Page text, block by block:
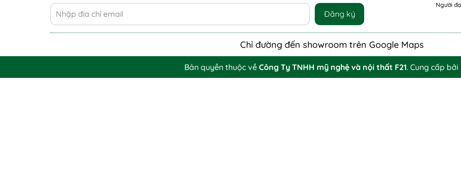
Đăng ký
Người
Chỉ đường đến showroom trên Google Maps
Bản quyền thuộc về Công Ty TNHH mỹ nghệ và nội thất F21. Cung cấp bởi